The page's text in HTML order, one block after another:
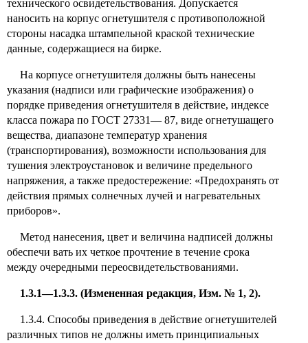
технического освидетельствования. Допускается
наносить на корпус огнетушителя с противоположной
стороны насадка штампельной краской технические
данные, содержащиеся на бирке.
На корпусе огнетушителя должны быть нанесены
указания (надписи или графические изображения) о
порядке приведения огнетушителя в действие, индексе
класса пожара по ГОСТ 27331— 87, виде огнетушащего
вещества, диапазоне температур хранения
(транспортирования), возможности использования для
тушения электроустановок и величине предельного
напряжения, а также предостережение: «Предохранять от
действия прямых солнечных лучей и нагревательных
приборов».
Метод нанесения, цвет и величина надписей должны
обеспечи вать их четкое прочтение в течение срока
между очередными переосвидетельствованиями.
1.3.1—1.3.3. (Измененная редакция, Изм. № 1, 2).
1.3.4. Способы приведения в действие огнетушителей
различных типов не должны иметь принципиальных